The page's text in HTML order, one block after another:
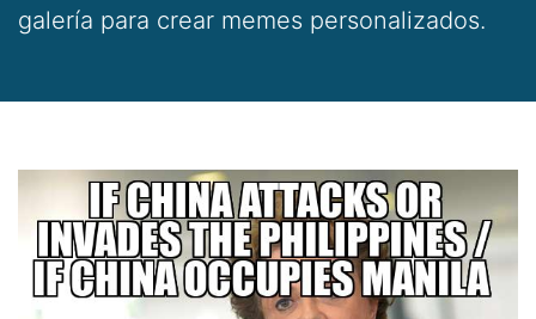
galería para crear memes personalizados.